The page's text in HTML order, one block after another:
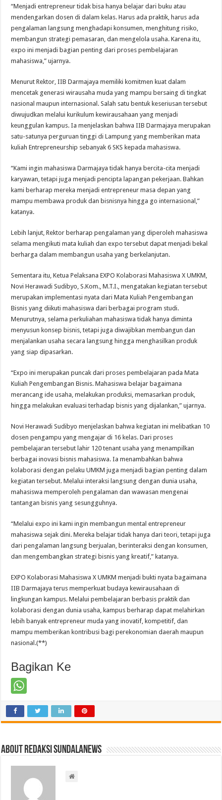
“Menjadi entrepreneur tidak bisa hanya belajar dari buku atau
mendengarkan dosen di dalam kelas. Harus ada praktik, harus ada
pengalaman langsung menghadapi konsumen, menghitung risiko,
membangun strategi pemasaran, dan mengelola usaha. Karena itu,
expo ini menjadi bagian penting dari proses pembelajaran
mahasiswa,” ujarnya.
Menurut Rektor, IIB Darmajaya memiliki komitmen kuat dalam
mencetak generasi wirausaha muda yang mampu bersaing di tingkat
nasional maupun internasional. Salah satu bentuk keseriusan tersebut
diwujudkan melalui kurikulum kewirausahaan yang menjadi
keunggulan kampus. Ia menjelaskan bahwa IIB Darmajaya merupakan
satu-satunya perguruan tinggi di Lampung yang memberikan mata
kuliah Entrepreneurship sebanyak 6 SKS kepada mahasiswa.
“Kami ingin mahasiswa Darmajaya tidak hanya bercita-cita menjadi
karyawan, tetapi juga menjadi pencipta lapangan pekerjaan. Bahkan
kami berharap mereka menjadi entrepreneur masa depan yang
mampu membawa produk dan bisnisnya hingga go internasional,”
katanya.
Lebih lanjut, Rektor berharap pengalaman yang diperoleh mahasiswa
selama mengikuti mata kuliah dan expo tersebut dapat menjadi bekal
berharga dalam membangun usaha yang berkelanjutan.
Sementara itu, Ketua Pelaksana EXPO Kolaborasi Mahasiswa X UMKM,
Novi Herawadi Sudibyo, S.Kom., M.T.I., mengatakan kegiatan tersebut
merupakan implementasi nyata dari Mata Kuliah Pengembangan
Bisnis yang diikuti mahasiswa dari berbagai program studi.
Menurutnya, selama perkuliahan mahasiswa tidak hanya diminta
menyusun konsep bisnis, tetapi juga diwajibkan membangun dan
menjalankan usaha secara langsung hingga menghasilkan produk
yang siap dipasarkan.
“Expo ini merupakan puncak dari proses pembelajaran pada Mata
Kuliah Pengembangan Bisnis. Mahasiswa belajar bagaimana
merancang ide usaha, melakukan produksi, memasarkan produk,
hingga melakukan evaluasi terhadap bisnis yang dijalankan,” ujarnya.
Novi Herawadi Sudibyo menjelaskan bahwa kegiatan ini melibatkan 10
dosen pengampu yang mengajar di 16 kelas. Dari proses
pembelajaran tersebut lahir 120 tenant usaha yang menampilkan
berbagai inovasi bisnis mahasiswa. Ia menambahkan bahwa
kolaborasi dengan pelaku UMKM juga menjadi bagian penting dalam
kegiatan tersebut. Melalui interaksi langsung dengan dunia usaha,
mahasiswa memperoleh pengalaman dan wawasan mengenai
tantangan bisnis yang sesungguhnya.
“Melalui expo ini kami ingin membangun mental entrepreneur
mahasiswa sejak dini. Mereka belajar tidak hanya dari teori, tetapi juga
dari pengalaman langsung berjualan, berinteraksi dengan konsumen,
dan mengembangkan strategi bisnis yang kreatif,” katanya.
EXPO Kolaborasi Mahasiswa X UMKM menjadi bukti nyata bagaimana
IIB Darmajaya terus memperkuat budaya kewirausahaan di
lingkungan kampus. Melalui pembelajaran berbasis praktik dan
kolaborasi dengan dunia usaha, kampus berharap dapat melahirkan
lebih banyak entrepreneur muda yang inovatif, kompetitif, dan
mampu memberikan kontribusi bagi perekonomian daerah maupun
nasional.(**)
Bagikan Ke
About Redaksi Sundalanews